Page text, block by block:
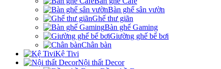
Bàn ghế sân vườn
Ghế thư giãn
Bàn ghế Gaming
Giường ghế bể bơi
Chân bàn
Kệ Tivi
Nội thất Decor